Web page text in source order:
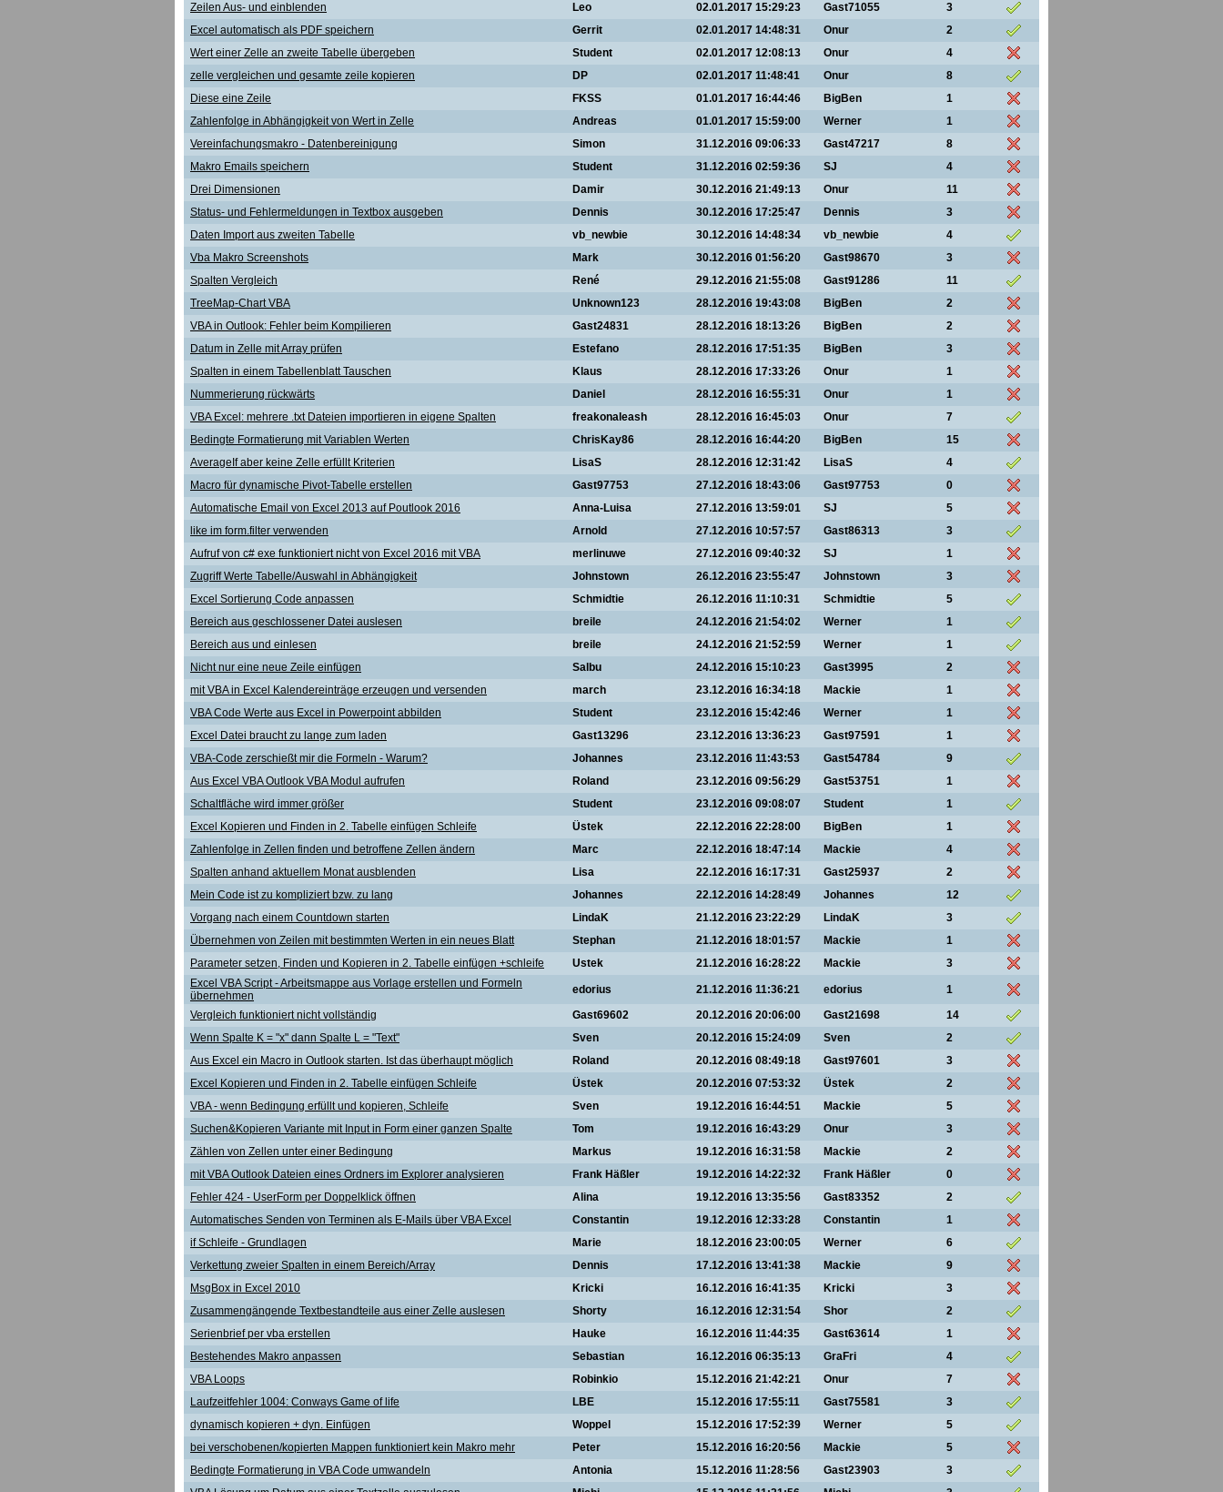
Zeilen Aus- und einblenden
Leo 02.01.2017 15:29:23 Gast71055
3
Excel automatisch als PDF speichern
Gerrit 02.01.2017 14:48:31 Onur
2
Wert einer Zelle an zweite Tabelle übergeben
Student 02.01.2017 12:08:13 Onur
4
zelle vergleichen und gesamte zeile kopieren
DP 02.01.2017 11:48:41 Onur
8
Diese eine Zeile
FKSS 01.01.2017 16:44:46 BigBen
1
Zahlenfolge in Abhängigkeit von Wert in Zelle
Andreas 01.01.2017 15:59:00 Werner
1
Vereinfachungsmakro - Datenbereinigung
Simon 31.12.2016 09:06:33 Gast47217
8
Makro Emails speichern
Student 31.12.2016 02:59:36 SJ
4
Drei Dimensionen
Damir 30.12.2016 21:49:13 Onur
11
Status- und Fehlermeldungen in Textbox ausgeben
Dennis 30.12.2016 17:25:47 Dennis
3
Daten Import aus zweiten Tabelle
vb_newbie 30.12.2016 14:48:34 vb_newbie
4
Vba Makro Screenshots
Mark 30.12.2016 01:56:20 Gast98670
3
Spalten Vergleich
René 29.12.2016 21:55:08 Gast91286
11
TreeMap-Chart VBA
Unknown123 28.12.2016 19:43:08 BigBen
2
VBA in Outlook: Fehler beim Kompilieren
Gast24831 28.12.2016 18:13:26 BigBen
2
Datum in Zelle mit Array prüfen
Estefano 28.12.2016 17:51:35 BigBen
3
Spalten in einem Tabellenblatt Tauschen
Klaus 28.12.2016 17:33:26 Onur
1
Nummerierung rückwärts
Daniel 28.12.2016 16:55:31 Onur
1
VBA Excel: mehrere .txt Dateien importieren in eigene Spalten
freakonaleash 28.12.2016 16:45:03 Onur
7
Bedingte Formatierung mit Variablen Werten
ChrisKay86 28.12.2016 16:44:20 BigBen
15
AverageIf aber keine Zelle erfüllt Kriterien
LisaS 28.12.2016 12:31:42 LisaS
4
Macro für dynamische Pivot-Tabelle erstellen
Gast97753 27.12.2016 18:43:06 Gast97753
0
Automatische Email von Excel 2013 auf Poutlook 2016
Anna-Luisa 27.12.2016 13:59:01 SJ
5
like im form.filter verwenden
Arnold 27.12.2016 10:57:57 Gast86313
3
Aufruf von c# exe funktioniert nicht von Excel 2016 mit VBA
merlinuwe 27.12.2016 09:40:32 SJ
1
Zugriff Werte Tabelle/Auswahl in Abhängigkeit
Johnstown 26.12.2016 23:55:47 Johnstown
3
Excel Sortierung Code anpassen
Schmidtie 26.12.2016 11:10:31 Schmidtie
5
Bereich aus geschlossener Datei auslesen
breile 24.12.2016 21:54:02 Werner
1
Bereich aus und einlesen
breile 24.12.2016 21:52:59 Werner
1
Nicht nur eine neue Zeile einfügen
Salbu 24.12.2016 15:10:23 Gast3995
2
mit VBA in Excel Kalendereinträge erzeugen und versenden
march 23.12.2016 16:34:18 Mackie
1
VBA Code Werte aus Excel in Powerpoint abbilden
Student 23.12.2016 15:42:46 Werner
1
Excel Datei braucht zu lange zum laden
Gast13296 23.12.2016 13:36:23 Gast97591
1
VBA-Code zerschießt mir die Formeln - Warum?
Johannes 23.12.2016 11:43:53 Gast54784
9
Aus Excel VBA Outlook VBA Modul aufrufen
Roland 23.12.2016 09:56:29 Gast53751
1
Schaltfläche wird immer größer
Student 23.12.2016 09:08:07 Student
1
Excel Kopieren und Finden in 2. Tabelle einfügen Schleife
Üstek 22.12.2016 22:28:00 BigBen
1
Zahlenfolge in Zellen finden und betroffene Zellen ändern
Marc 22.12.2016 18:47:14 Mackie
4
Spalten anhand aktuellem Monat ausblenden
Lisa 22.12.2016 16:17:31 Gast25937
2
Mein Code ist zu kompliziert bzw. zu lang
Johannes 22.12.2016 14:28:49 Johannes
12
Vorgang nach einem Countdown starten
LindaK 21.12.2016 23:22:29 LindaK
3
Übernehmen von Zeilen mit bestimmten Werten in ein neues Blatt
Stephan 21.12.2016 18:01:57 Mackie
1
Parameter setzen, Finden und Kopieren in 2. Tabelle einfügen +schleife
Ustek 21.12.2016 16:28:22 Mackie
3
Excel VBA Script - Arbeitsmappe aus Vorlage erstellen und Formeln
übernehmen
edorius 21.12.2016 11:36:21 edorius
1
Vergleich funktioniert nicht vollständig
Gast69602 20.12.2016 20:06:00 Gast21698
14
Wenn Spalte K = "x" dann Spalte L = "Text"
Sven 20.12.2016 15:24:09 Sven
2
Aus Excel ein Macro in Outlook starten. Ist das überhaupt möglich
Roland 20.12.2016 08:49:18 Gast97601
3
Excel Kopieren und Finden in 2. Tabelle einfügen Schleife
Üstek 20.12.2016 07:53:32 Üstek
2
VBA - wenn Bedingung erfüllt und kopieren, Schleife
Sven 19.12.2016 16:44:51 Mackie
5
Suchen&Kopieren Variante mit Input in Form einer ganzen Spalte
Tom 19.12.2016 16:43:29 Onur
3
Zählen von Zellen unter einer Bedingung
Markus 19.12.2016 16:31:58 Mackie
2
mit VBA Outlook Dateien eines Ordners im Explorer analysieren
Frank Häßler 19.12.2016 14:22:32 Frank Häßler
0
Fehler 424 - UserForm per Doppelklick öffnen
Alina 19.12.2016 13:35:56 Gast83352
2
Automatisches Senden von Terminen als E-Mails über VBA Excel
Constantin 19.12.2016 12:33:28 Constantin
1
if Schleife - Grundlagen
Marie 18.12.2016 23:00:05 Werner
6
Verkettung zweier Spalten in einem Bereich/Array
Dennis 17.12.2016 13:41:38 Mackie
9
MsgBox in Excel 2010
Kricki 16.12.2016 16:41:35 Kricki
3
Zusammengängende Textbestandteile aus einer Zelle auslesen
Shorty 16.12.2016 12:31:54 Shor
2
Serienbrief per vba erstellen
Hauke 16.12.2016 11:44:35 Gast63614
1
Bestehendes Makro anpassen
Sebastian 16.12.2016 06:35:13 GraFri
4
VBA Loops
Robinkio 15.12.2016 21:42:21 Onur
7
Laufzeitfehler 1004: Conways Game of life
LBE 15.12.2016 17:55:11 Gast75581
3
dynamisch kopieren + dyn. Einfügen
Woppel 15.12.2016 17:52:39 Werner
5
bei verschobenen/kopierten Mappen funktioniert kein Makro mehr
Peter 15.12.2016 16:20:56 Mackie
5
Bedingte Formatierung in VBA Code umwandeln
Antonia 15.12.2016 11:28:56 Gast23903
3